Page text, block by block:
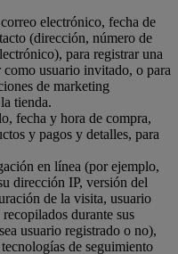
electrónico, fecha de
(dirección, número de
para registrar una
usuario invitado, o para
de marketing
tienda.
fecha y hora de compra,
y pagos y detalles, para
en línea (por ejemplo,
dirección IP, versión del
de la visita, usuario
durante sus
usuario registrado o no),
de seguimiento